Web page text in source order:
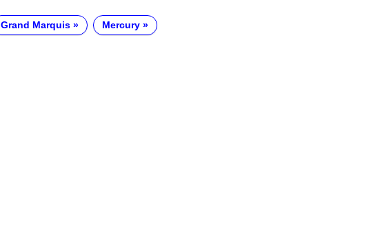
Grand Marquis Mercury